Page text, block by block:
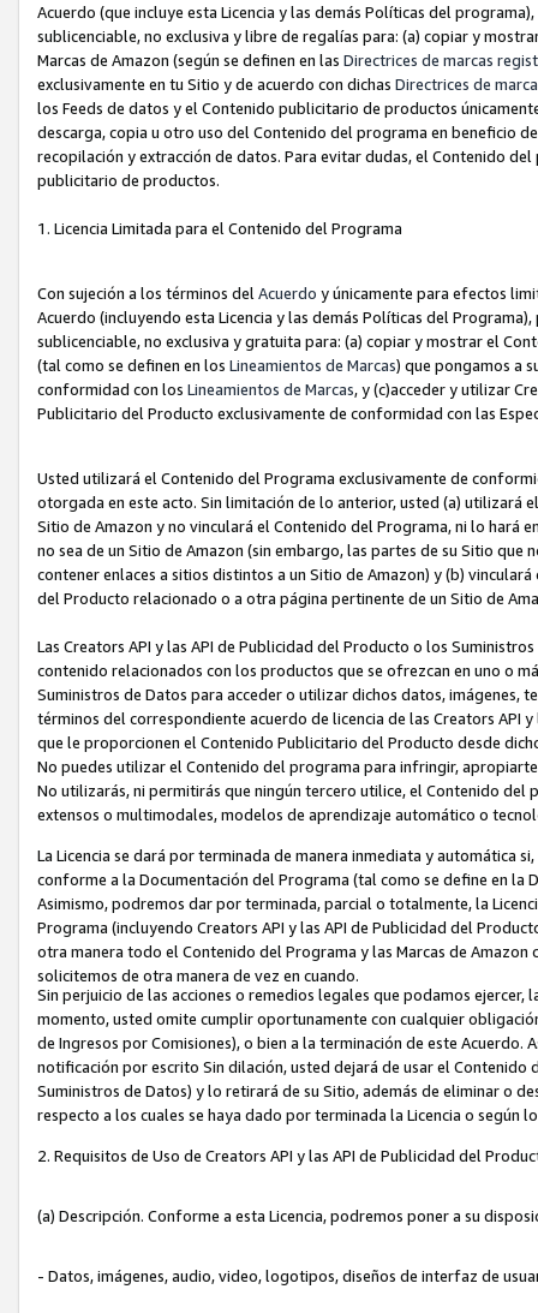
Acuerdo (que incluye esta Licencia y las demás Políticas del
sublicenciable, no exclusiva y libre de regalías para: (a) copiar y
Marcas de Amazon (según se definen en las Directrices de marcas
exclusivamente en tu Sitio y de acuerdo con dichas Directrices de
los Feeds de datos y el Contenido publicitario de productos
descarga, copia u otro uso del Contenido del programa en beneficio
recopilación y extracción de datos. Para evitar dudas, el Contenido
publicitario de productos.
1. Licencia Limitada para el Contenido del Programa
Con sujeción a los términos del Acuerdo y únicamente para efectos
Acuerdo (incluyendo esta Licencia y las demás Políticas del
sublicenciable, no exclusiva y gratuita para: (a) copiar y mostrar el
(tal como se definen en los Lineamientos de Marcas) que pongamos a
conformidad con los Lineamientos de Marcas, y (c)acceder y utilizar
Publicitario del Producto exclusivamente de conformidad con las
Usted utilizará el Contenido del Programa exclusivamente de
otorgada en este acto. Sin limitación de lo anterior, usted (a) utilizará
Sitio de Amazon y no vinculará el Contenido del Programa, ni lo hará
no sea de un Sitio de Amazon (sin embargo, las partes de su Sitio
contener enlaces a sitios distintos a un Sitio de Amazon) y (b)
del Producto relacionado o a otra página pertinente de un Sitio de
Las Creators API y las API de Publicidad del Producto o los
contenido relacionados con los productos que se ofrezcan en uno o
Suministros de Datos para acceder o utilizar dichos datos,
términos del correspondiente acuerdo de licencia de las Creators API
que le proporcionen el Contenido Publicitario del Producto desde
No puedes utilizar el Contenido del programa para infringir,
No utilizarás, ni permitirás que ningún tercero utilice, el Contenido
extensos o multimodales, modelos de aprendizaje automático o
La Licencia se dará por terminada de manera inmediata y automática
conforme a la Documentación del Programa (tal como se define en la
Asimismo, podremos dar por terminada, parcial o totalmente, la
Programa (incluyendo Creators API y las API de Publicidad del
otra manera todo el Contenido del Programa y las Marcas de
solicitemos de otra manera de vez en cuando.
Sin perjuicio de las acciones o remedios legales que podamos
momento, usted omite cumplir oportunamente con cualquier
de Ingresos por Comisiones), o bien a la terminación de este
notificación por escrito Sin dilación, usted dejará de usar el
Suministros de Datos) y lo retirará de su Sitio, además de eliminar o
respecto a los cuales se haya dado por terminada la Licencia o según
2. Requisitos de Uso de Creators API y las API de Publicidad del
(a) Descripción. Conforme a esta Licencia, podremos poner a su
- Datos, imágenes, audio, video, logotipos, diseños de interfaz de